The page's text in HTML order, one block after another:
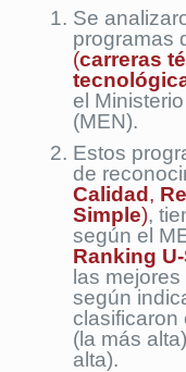
Se
programas
(carreras
el
(MEN).
Estos
de
Calidad ,
Simple),
según el
Ranking
las
según
clasificaron
(la más
alta).